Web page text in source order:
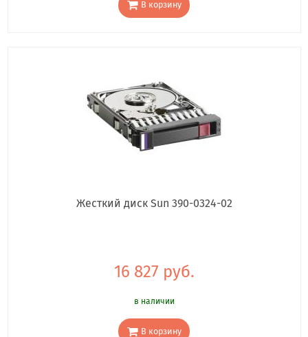
В корзину
Жесткий диск Sun 390-0324-02
16 827 руб.
в наличии
В корзину